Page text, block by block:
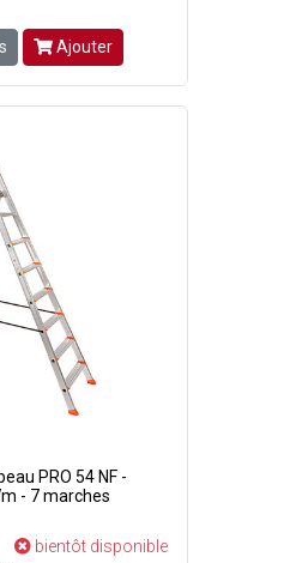
Ajouter
PRO 54 NF -
- 7 marches
bientôt disponible